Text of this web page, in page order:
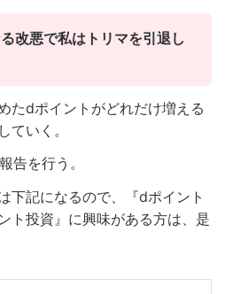
改悪で私はトリマを引退し
たdポイントがどれだけ増える
ていく。
告を行う。
下記になるので、『dポイント
ト投資』に興味がある方は、是